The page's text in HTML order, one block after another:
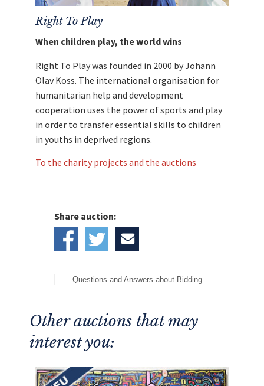
Right To Play
When children play, the world wins
Right To Play was founded in 2000 by Johann
Olav Koss. The international organisation for
humanitarian help and development
cooperation uses the power of sports and play
in order to transfer essential skills to children
in youths in deprived regions.
To the charity projects and the auctions
Share auction:
Questions and Answers about Bidding
Other auctions that may
interest you: